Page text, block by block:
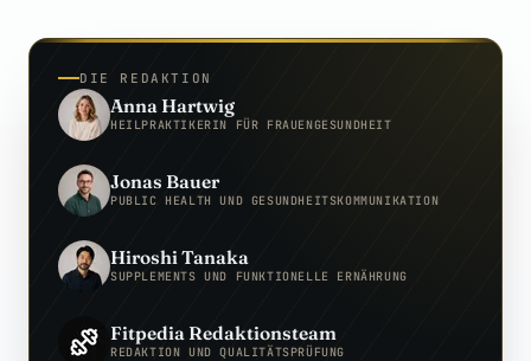
DIE REDAKTION
Anna Hartwig
HEILPRAKTIKERIN FÜR FRAUENGESUNDHEIT
Jonas Bauer
PUBLIC HEALTH UND GESUNDHEITSKOMMUNIKATION
Hiroshi Tanaka
SUPPLEMENTS UND FUNKTIONELLE ERNÄHRUNG
Fitpedia Redaktionsteam
REDAKTION UND QUALITÄTSPRÜFUNG